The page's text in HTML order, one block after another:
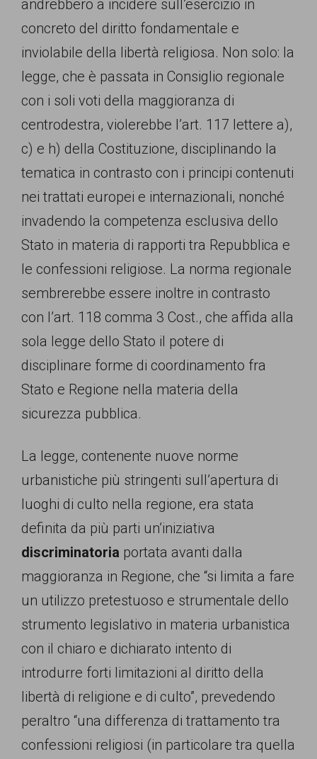
persone,
associazioni
movimenti
che
battono
pari
opportunità
garanzia
diritti
cittadinanza
tutti.
andrebbero a incidere sull’esercizio in
concreto del diritto fondamentale e
inviolabile della libertà religiosa. Non solo: la
legge, che è passata in Consiglio regionale
con i soli voti della maggioranza di
centrodestra, violerebbe l’art. 117 lettere a),
c) e h) della Costituzione, disciplinando la
tematica in contrasto con i principi contenuti
nei trattati europei e internazionali, nonché
invadendo la competenza esclusiva dello
Stato in materia di rapporti tra Repubblica e
le confessioni religiose. La norma regionale
sembrerebbe essere inoltre in contrasto
con l’art. 118 comma 3 Cost., che affida alla
sola legge dello Stato il potere di
disciplinare forme di coordinamento fra
Stato e Regione nella materia della
sicurezza pubblica.
La legge, contenente nuove norme
urbanistiche più stringenti sull’apertura di
luoghi di culto nella regione, era stata
definita da più parti un’iniziativa
discriminatoria portata avanti dalla
maggioranza in Regione, che “si limita a fare
un utilizzo pretestuoso e strumentale dello
strumento legislativo in materia urbanistica
con il chiaro e dichiarato intento di
introdurre forti limitazioni al diritto della
libertà di religione e di culto”, prevedendo
peraltro “una differenza di trattamento tra
confessioni religiosi (in particolare tra quella